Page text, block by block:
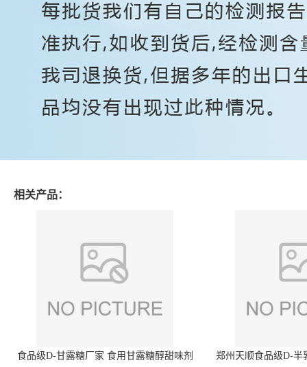
相关产品：
食品级D-甘露糖厂家 食用甘露糖醇甜味剂
郑州天顺食品级D-半